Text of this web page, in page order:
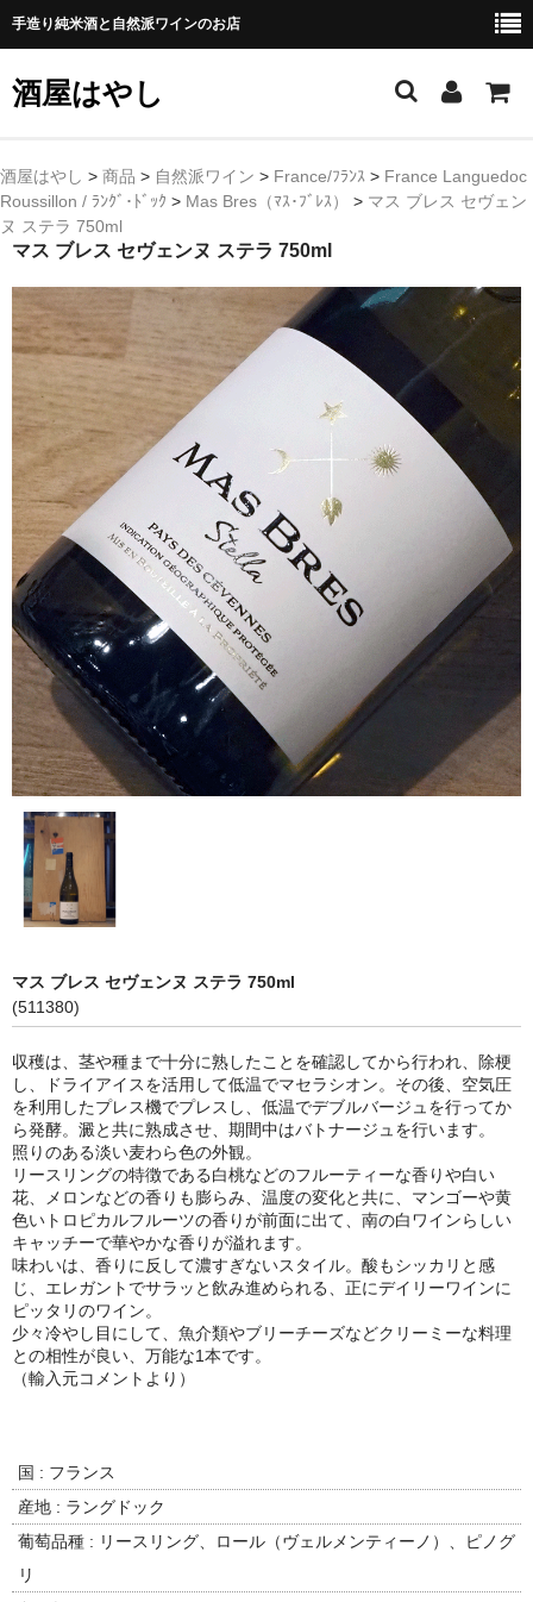
手造り純米酒と自然派ワインのお店
酒屋はやし
ホーム
商品カテゴリー
よえもん 川村酒造店（岩手県花巻市）
田从･月下の舞 舞鶴酒造（秋田県横手市）
綿屋 金の井酒造（宮城県栗原市）
大七 大七酒造（福島県二本松市）
宗玄 宗玄酒造（石川県珠洲市）
神亀 神亀酒造（埼玉県蓮田市）
隆・丹沢山 川西屋酒造店（神奈川県足柄上郡）
長珍 長珍酒造（愛知県津島市）
天遊琳・伊勢の白酒 タカハシ酒造（三重県四日市市）
るみ子の酒・英・妙の華 森喜酒造（三重県伊賀市）
大治郎・喜量能 畑酒造（滋賀県東近江市）
秋鹿・奥鹿 秋鹿酒造（大阪府豊能郡能勢町）
睡龍・生もとのどぶ 久保本家酒造（奈良県宇陀市）
竹泉 田治米（兵庫県朝来市）
奥播磨 下村酒造店（兵庫県姫路市安富町）
諏訪泉 諏訪酒造（鳥取県八頭郡智頭町）
✚旭日 旭日酒造（島根県出雲市）
悦凱陣 丸尾本店（香川県琴平市）
旭菊・綾花 旭菊酒造（福岡県久留米市）
本 格 焼 酎
小鹿 小鹿酒造（鹿児島県鹿屋市)
明るい農村 霧島町蒸留所（鹿児島県霧島市）
鉄輪 瑞鷹（熊本県熊本市）
自 然 派 ワ イ ン
酒屋はやし > 商品 > 自然派ワイン > France/ﾌﾗﾝｽ > France Languedoc
Roussillon / ﾗﾝｸﾞ･ﾄﾞｯｸ > Mas Bres（ﾏｽ･ﾌﾞﾚｽ） > マス ブレス セヴェン
ヌ ステラ 750ml
マス ブレス セヴェンヌ ステラ 750ml
マス ブレス セヴェンヌ ステラ 750ml
(511380)
収穫は、茎や種まで十分に熟したことを確認してから行われ、除梗
し、ドライアイスを活用して低温でマセラシオン。その後、空気圧
を利用したプレス機でプレスし、低温でデブルバージュを行ってか
ら発酵。澱と共に熟成させ、期間中はバトナージュを行います。
照りのある淡い麦わら色の外観。
リースリングの特徴である白桃などのフルーティーな香りや白い
花、メロンなどの香りも膨らみ、温度の変化と共に、マンゴーや黄
色いトロピカルフルーツの香りが前面に出て、南の白ワインらしい
キャッチーで華やかな香りが溢れます。
味わいは、香りに反して濃すぎないスタイル。酸もシッカリと感
じ、エレガントでサラッと飲み進められる、正にデイリーワインに
ピッタリのワイン。
少々冷やし目にして、魚介類やブリーチーズなどクリーミーな料理
との相性が良い、万能な1本です。
（輸入元コメントより）
国 : フランス
産地 : ラングドック
葡萄品種 : リースリング、ロール（ヴェルメンティーノ）、ピノグ
リ